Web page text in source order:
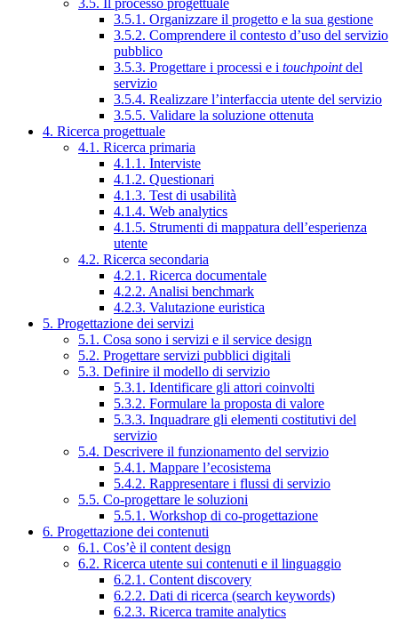
3.5. Il processo progettuale
3.5.1. Organizzare il progetto e la sua gestione
3.5.2. Comprendere il contesto d’uso del servizio
pubblico
3.5.3. Progettare i processi e i touchpointdel
servizio
3.5.4. Realizzare l’interfaccia utente del servizio
3.5.5. Validare la soluzione ottenuta
4. Ricerca progettuale
4.1. Ricerca primaria
4.1.1. Interviste
4.1.2. Questionari
4.1.3. Test di usabilità
4.1.4. Web analytics
4.1.5. Strumenti di mappatura dell’esperienza
utente
4.2. Ricerca secondaria
4.2.1. Ricerca documentale
4.2.2. Analisi benchmark
4.2.3. Valutazione euristica
5. Progettazione dei servizi
5.1. Cosa sono i servizi e il service design
5.2. Progettare servizi pubblici digitali
5.3. Definire il modello di servizio
5.3.1. Identificare gli attori coinvolti
5.3.2. Formulare la proposta di valore
5.3.3. Inquadrare gli elementi costitutivi del
servizio
5.4. Descrivere il funzionamento del servizio
5.4.1. Mappare l’ecosistema
5.4.2. Rappresentare i flussi di servizio
5.5. Co-progettare le soluzioni
5.5.1. Workshop di co-progettazione
6. Progettazione dei contenuti
6.1. Cos’è il content design
6.2. Ricerca utente sui contenuti e il linguaggio
6.2.1. Content discovery
6.2.2. Dati di ricerca (search keywords)
6.2.3. Ricerca tramite analytics